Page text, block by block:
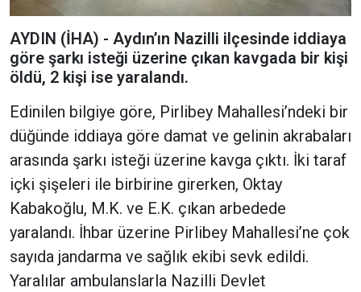
AYDIN (İHA) - Aydın’ın Nazilli ilçesinde iddiaya
göre şarkı isteği üzerine çıkan kavgada bir kişi
öldü, 2 kişi ise yaralandı.
Edinilen bilgiye göre, Pirlibey Mahallesi’ndeki bir
düğünde iddiaya göre damat ve gelinin akrabaları
arasında şarkı isteği üzerine kavga çıktı. İki taraf
içki şişeleri ile birbirine girerken, Oktay
Kabakoğlu, M.K. ve E.K. çıkan arbedede
yaralandı. İhbar üzerine Pirlibey Mahallesi’ne çok
sayıda jandarma ve sağlık ekibi sevk edildi.
Yaralılar ambulanslarla Nazilli Devlet